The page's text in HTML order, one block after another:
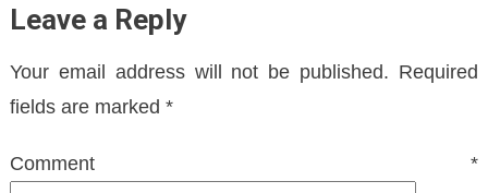
Leave a Reply
Your email address will not be published. Required
fields are marked *
Comment*